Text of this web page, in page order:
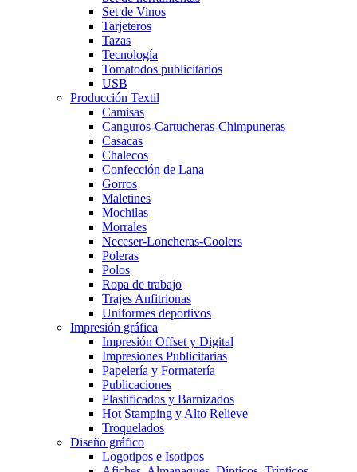
Set de Vinos
Tarjeteros
Tazas
Tecnología
Tomatodos publicitarios
USB
Producción Textil
Camisas
Canguros-Cartucheras-Chimpuneras
Casacas
Chalecos
Confección de Lana
Gorros
Maletines
Mochilas
Morrales
Neceser-Loncheras-Coolers
Poleras
Polos
Ropa de trabajo
Trajes Anfitrionas
Uniformes deportivos
Impresión gráfica
Impresión Offset y Digital
Impresiones Publicitarias
Papelería y Formatería
Publicaciones
Plastificados y Barnizados
Hot Stamping y Alto Relieve
Troquelados
Diseño gráfico
Logotipos e Isotipos